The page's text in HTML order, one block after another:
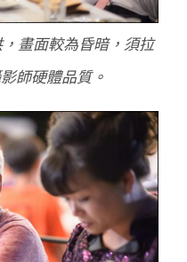
畫面較為昏暗，須拉
師硬體品質。